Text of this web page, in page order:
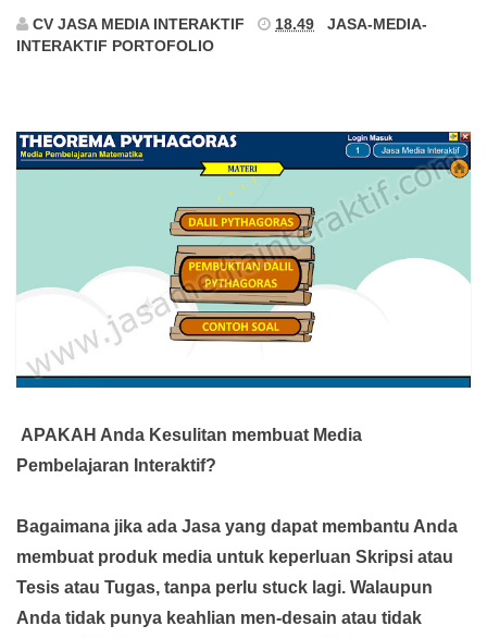
CV JASA MEDIA INTERAKTIF 18.49
JASA-MEDIA-
INTERAKTIF PORTOFOLIO
APAKAH Anda Kesulitan membuat Media
Pembelajaran Interaktif?
Bagaimana jika ada Jasa yang dapat membantu Anda
membuat produk media untuk keperluan Skripsi atau
Tesis atau Tugas, tanpa perlu stuck lagi. Walaupun
Anda tidak punya keahlian men-desain atau tidak